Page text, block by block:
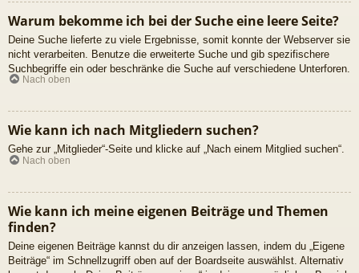
Warum bekomme ich bei der Suche eine leere Seite?
Deine Suche lieferte zu viele Ergebnisse, somit konnte der Webserver sie
nicht verarbeiten. Benutze die erweiterte Suche und gib spezifischere
Suchbegriffe ein oder beschränke die Suche auf verschiedene Unterforen.
Nach oben
Wie kann ich nach Mitgliedern suchen?
Gehe zur „Mitglieder“-Seite und klicke auf „Nach einem Mitglied suchen“.
Nach oben
Wie kann ich meine eigenen Beiträge und Themen
finden?
Deine eigenen Beiträge kannst du dir anzeigen lassen, indem du „Eigene
Beiträge“ im Schnellzugriff oben auf der Boardseite auswählst. Alternativ